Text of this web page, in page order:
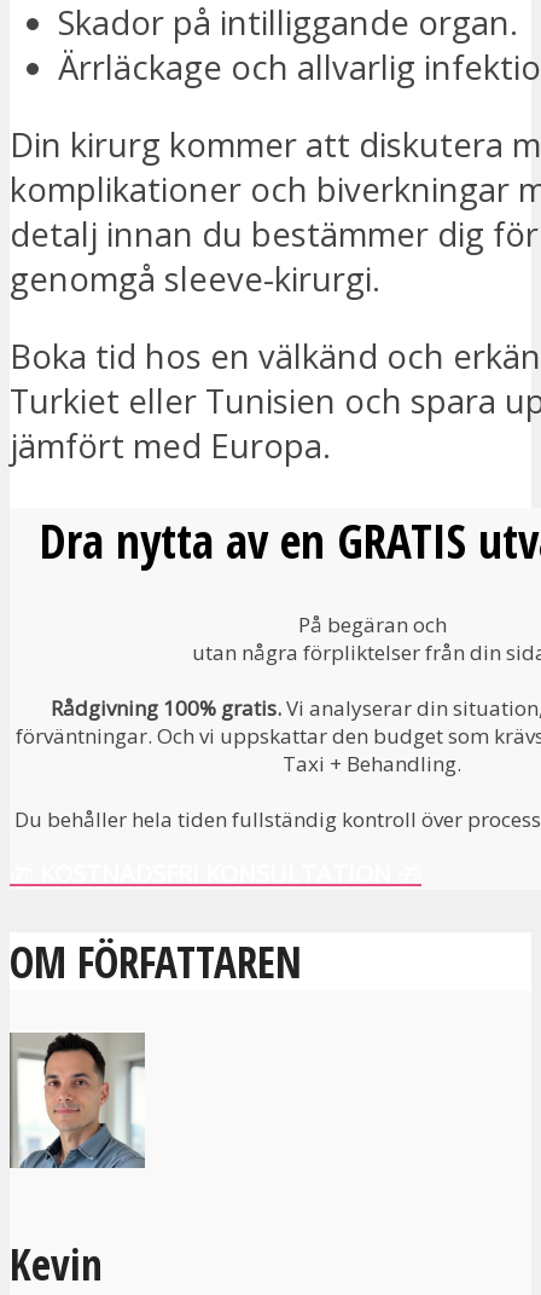
Skador på intilliggande organ.
Ärrläckage och allvarlig
Din kirurg kommer att diskutera
komplikationer och biverkningar
detalj innan du bestämmer dig
genomgå sleeve-kirurgi.
Boka tid hos en välkänd och
Turkiet eller Tunisien och spara
jämfört med Europa.
Dra nytta av en GRATIS
På begäran och
utan några förpliktelser från din
Rådgivning 100% gratis.Vi analyserar din
förväntningar. Och vi uppskattar den budget som
Taxi + Behandling.
Du behåller hela tiden fullständig kontroll över
OM FÖRFATTAREN
Kevin